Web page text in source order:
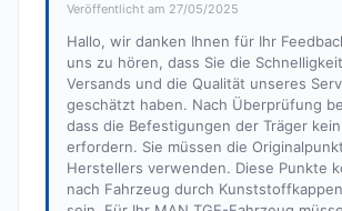
Veröffentlicht am 27/05/2025
Hallo, wir danken Ihnen für Ihr
uns zu hören, dass Sie die
Versands und die Qualität unseres
geschätzt haben. Nach Überprüfung
dass die Befestigungen der Träger
erfordern. Sie müssen die
Herstellers verwenden. Diese Punkte
nach Fahrzeug durch